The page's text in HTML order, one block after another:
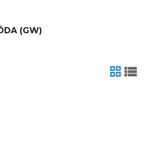
(GW)
tabela